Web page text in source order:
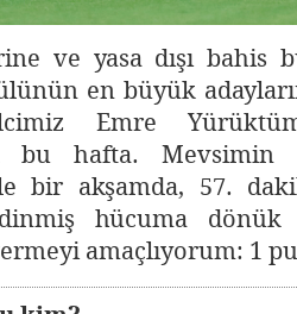
ve yasa dışı bahis
en büyük
Emre
bu hafta. Mevsimin
bir akşamda, 57.
hücuma dönük
amaçlıyorum: 1